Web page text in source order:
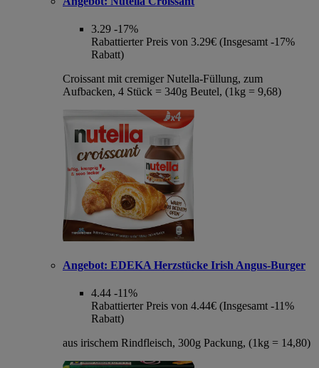
3.29 -17%
Rabattierter Preis von 3.29€ (Insgesamt -17%
Rabatt)
Croissant mit cremiger Nutella-Füllung, zum
Aufbacken, 4 Stück = 340g Beutel, (1kg = 9,68)
Angebot: EDEKA Herzstücke Irish Angus-Burger
4.44 -11%
Rabattierter Preis von 4.44€ (Insgesamt -11%
Rabatt)
aus irischem Rindfleisch, 300g Packung, (1kg = 14,80)